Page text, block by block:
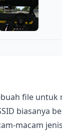
file
macam